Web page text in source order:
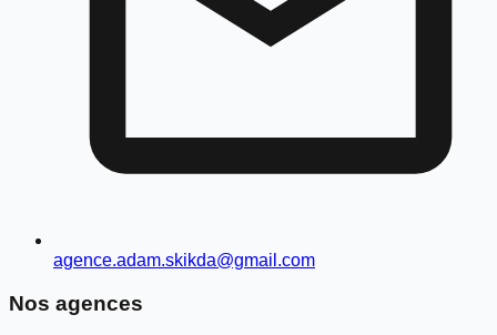
agence.adam.skikda@gmail.com
Nos agences